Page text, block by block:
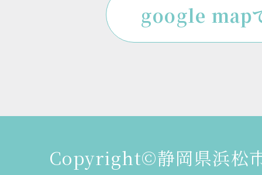
google map
Copyright©静岡県浜松